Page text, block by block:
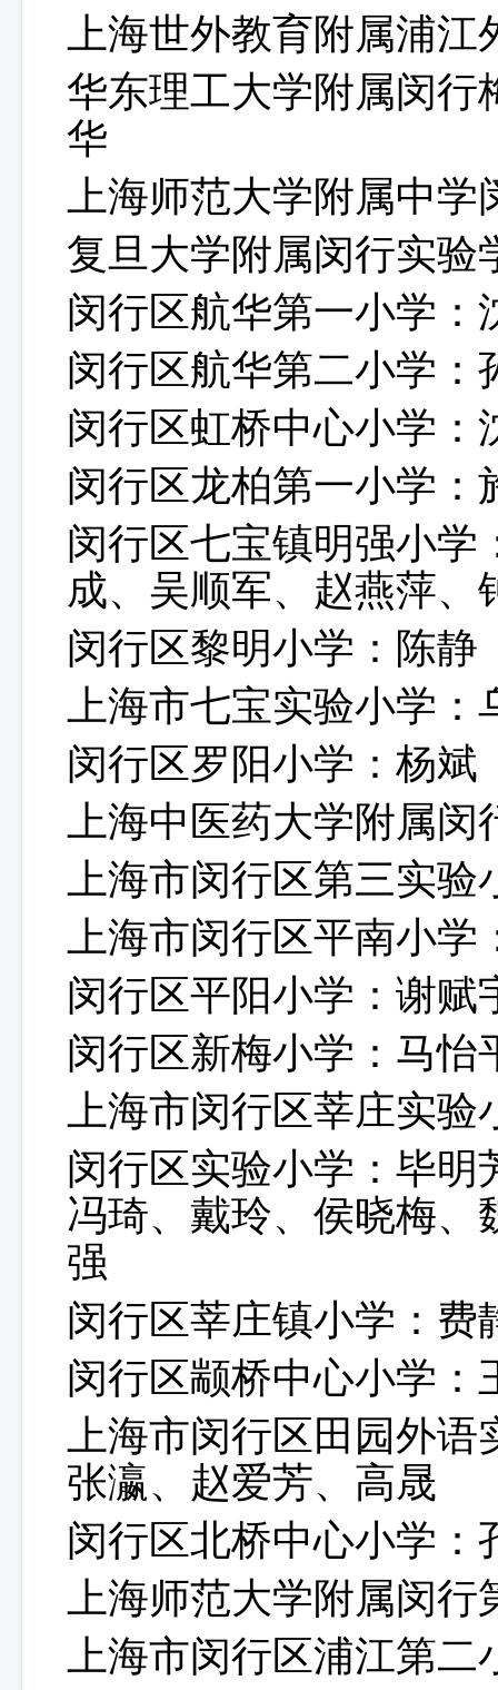
上海世外教育附属浦
华东理工大学附属闵行
华
上海师范大学附属中
复旦大学附属闵行实验
闵行区航华第一小学：
闵行区航华第二小学：
闵行区虹桥中心小学：
闵行区龙柏第一小学：
闵行区七宝镇明强小学
成、吴顺军、赵燕萍、
闵行区黎明小学：陈静
上海市七宝实验小学
闵行区罗阳小学：杨斌
上海中医药大学附属
上海市闵行区第三实
上海市闵行区平南小
闵行区平阳小学：谢赋
闵行区新梅小学：马怡
上海市闵行区莘庄实
闵行区实验小学：毕明
冯琦、戴玲、侯晓梅、
强
闵行区莘庄镇小学：费
闵行区颛桥中心小学：
上海市闵行区田园外
张瀛、赵爱芳、高晟
闵行区北桥中心小学：
上海师范大学附属闵
上海市闵行区浦江第